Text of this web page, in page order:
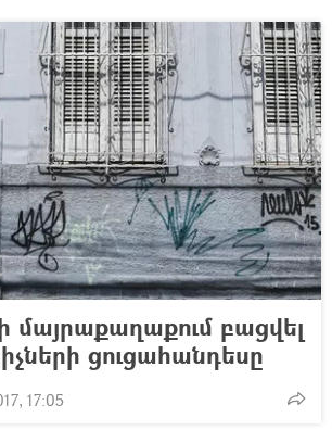
մայրաքաղաքում բացվել
ցուցահանդեսը
17:05